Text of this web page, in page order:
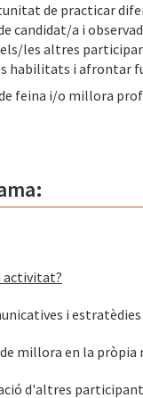
de practicar
candidat/a i
els/les altres
habilitats i afrontar
feina i/o millora
activitat?
i
millora en la
d'altres